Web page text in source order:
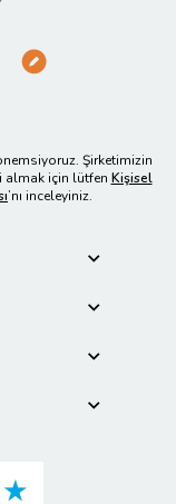
Şirketimizin
almak için lütfen Kişisel
’nı inceleyiniz.